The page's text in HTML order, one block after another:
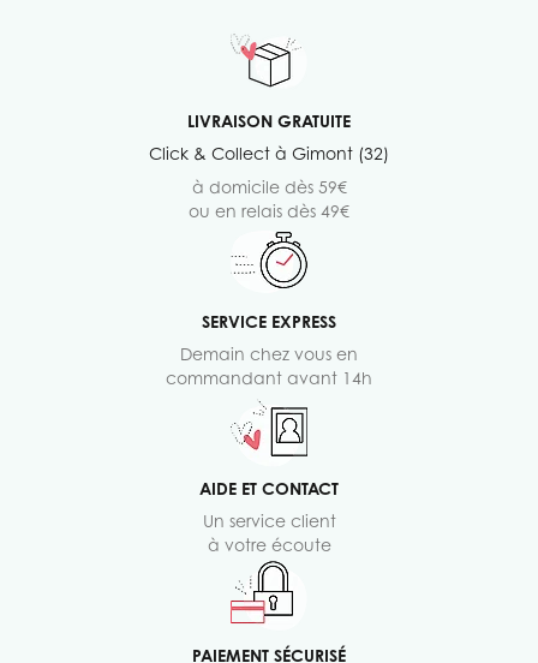
LIVRAISON GRATUITE
Click & Collect à Gimont (32)
à domicile dès 59€
ou en relais dès 49€
SERVICE EXPRESS
Demain chez vous en
commandant avant 14h
AIDE ET CONTACT
Un service client
à votre écoute
PAIEMENT SÉCURISÉ